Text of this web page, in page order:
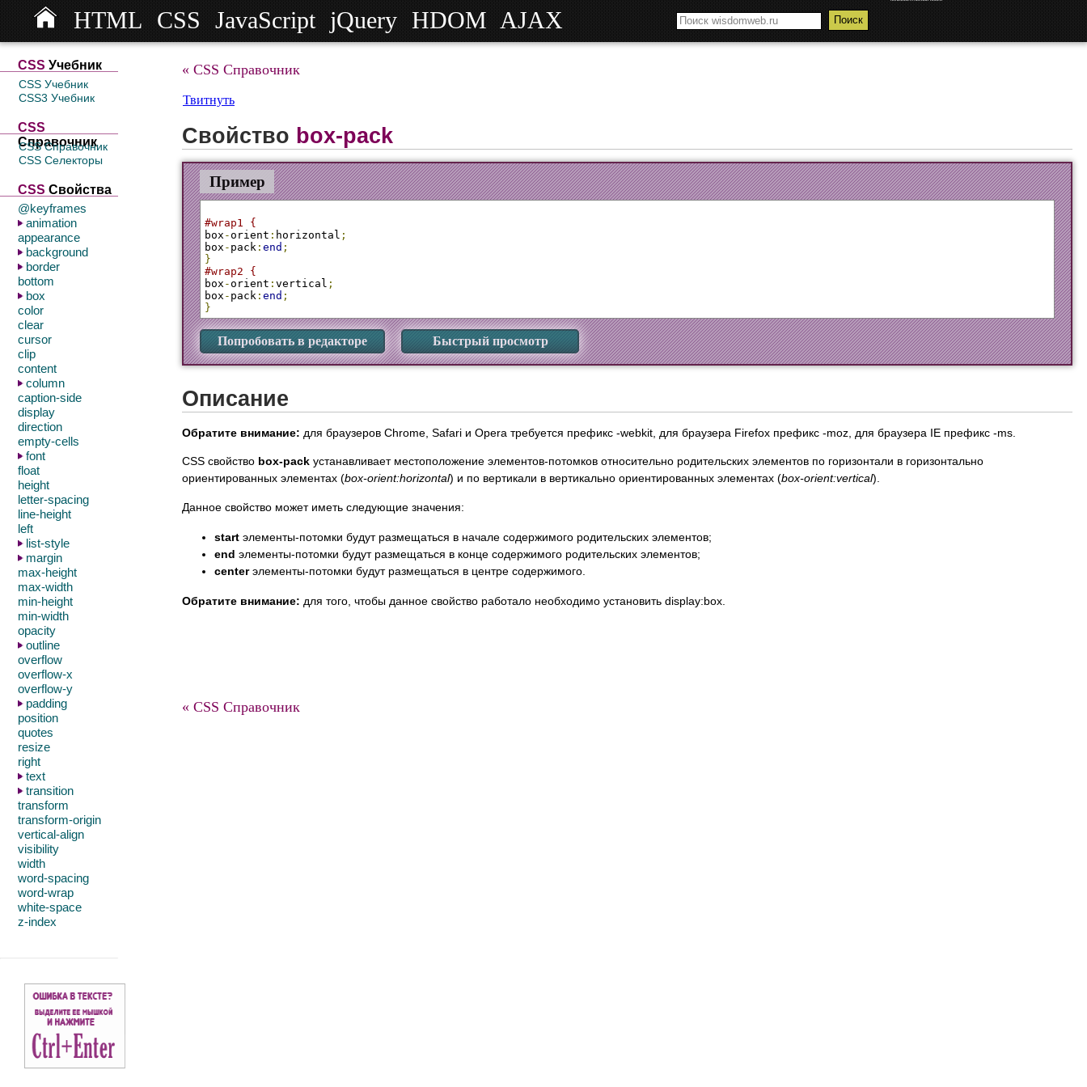
HTML CSS JavaScript jQuery HDOM AJAX
СSS Учебник
CSS Учебник
CSS3 Учебник
CSS
Справочник
CSS Справочник
CSS Селекторы
CSS Свойства
@keyframes
animation
appearance
background
border
bottom
box
color
clear
cursor
clip
content
column
caption-side
display
direction
empty-cells
font
float
height
letter-spacing
line-height
left
list-style
margin
max-height
max-width
min-height
min-width
opacity
outline
overflow
overflow-x
overflow-y
padding
position
quotes
resize
right
text
transition
transform
transform-origin
vertical-align
visibility
width
word-spacing
word-wrap
white-space
z-index
« CSS Справочник
Твитнуть
Свойство box-pack
Пример
#wrap1 {
box -orient : horizontal ;
box - pack : end ;
}
#wrap2 {
box -orient : vertical ;
box - pack : end ;
}
Попробовать в редакторе Быстрый просмотр
Описание
Обратите внимание: для браузеров Chrome, Safari и Opera требуется префикс -webkit, для браузера Firefox префикс -moz, для браузера IE префикс -ms.
CSS свойство box-pack устанавливает местоположение элементов-потомков относительно родительских элементов по горизонтали в горизонтально
ориентированных элементах (box-orient:horizontal) и по вертикали в вертикально ориентированных элементах (box-orient:vertical).
Данное свойство может иметь следующие значения:
start элементы-потомки будут размещаться в начале содержимого родительских элементов;
end элементы-потомки будут размещаться в конце содержимого родительских элементов;
centerэлементы-потомки будут размещаться в центре содержимого.
Обратите внимание: для того, чтобы данное свойство работало необходимо установить display:box.
« CSS Справочник